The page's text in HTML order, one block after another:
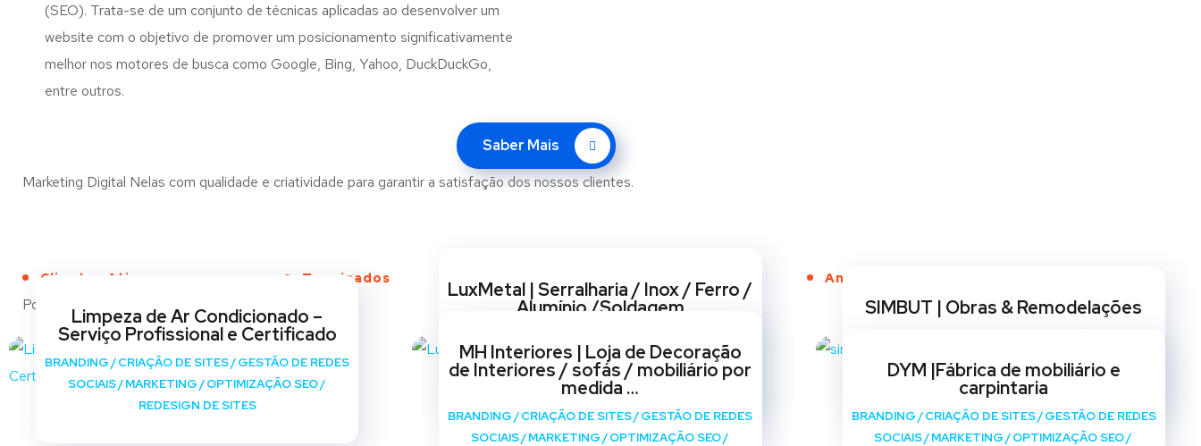
(SEO). Trata-se de um conjunto de técnicas aplicadas ao desenvolver um
website com o objetivo de promover um posicionamento significativamente
melhor nos motores de busca como Google, Bing, Yahoo, DuckDuckGo,
entre outros.
Saber Mais
Marketing Digital Nelas com qualidade e criatividade para garantir a satisfação dos nossos clientes.
Clientes Ativos Terminados Anos de Serviço
Portfólio
Limpeza de Ar Condicionado –
Serviço Profissional e Certificado
BRANDING/CRIAÇÃO DE SITES/GESTÃO DE REDES
SOCIAIS/MARKETING/OPTIMIZAÇÃO SEO/
REDESIGN DE SITES
LuxMetal | Serralharia / Inox / Ferro /
Alumínio /Soldagem
SOCIAIS/ MARKETING/OPTIMIZAÇÃO SEO/
REDESIGN DE SITES
SIMBUT | Obras & Remodelações
REDESIGN DE SITES
MH Interiores | Loja de Decoração
de Interiores / sofás / mobiliário por
medida …
BRANDING /CRIAÇÃO DE SITES/GESTÃO DE REDES
SOCIAIS/MARKETING/OPTIMIZAÇÃO SEO/
DYM |Fábrica de mobiliário e
carpintaria
BRANDING/CRIAÇÃO DE SITES/GESTÃO DE REDES
SOCIAIS/MARKETING/OPTIMIZAÇÃO SEO/